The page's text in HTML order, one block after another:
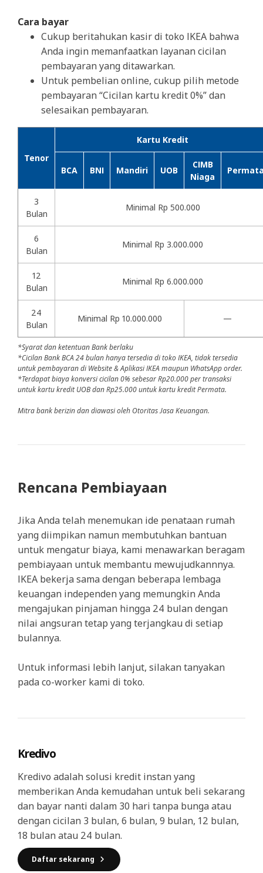
Cara bayar
Cukup beritahukan kasir di toko IKEA bahwa
Anda ingin memanfaatkan layanan cicilan
pembayaran yang ditawarkan.
Untuk pembelian online, cukup pilih metode
pembayaran “Cicilan kartu kredit 0%” dan
selesaikan pembayaran.
Tenor
Kartu Kredit
BCA BNI Mandiri UOB
CIMB
Niaga
3
Bulan
Minimal Rp 500.000
6
Bulan
Minimal Rp 3.000.000
12
Bulan
Minimal Rp 6.000.000
24
Bulan
Minimal Rp 10.000.000 —
*Syarat dan ketentuan Bank berlaku
*Cicilan Bank BCA 24 bulan hanya tersedia di toko IKEA, tidak tersedia
untuk pembayaran di Website & Aplikasi IKEA maupun WhatsApp order.
*Terdapat biaya konversi cicilan 0% sebesar Rp20.000 per transaksi
untuk kartu kredit UOB dan Rp25.000 untuk kartu kredit Permata.
Mitra bank berizin dan diawasi oleh Otoritas Jasa Keuangan.
Rencana Pembiayaan
Jika Anda telah menemukan ide penataan rumah
yang diimpikan namun membutuhkan bantuan
untuk mengatur biaya, kami menawarkan beragam
pembiayaan untuk membantu mewujudkannnya.
IKEA bekerja sama dengan beberapa lembaga
keuangan independen yang memungkin Anda
mengajukan pinjaman hingga 24 bulan dengan
nilai angsuran tetap yang terjangkau di setiap
bulannya.
Untuk informasi lebih lanjut, silakan tanyakan
pada co-worker kami di toko.
Kredivo
Kredivo adalah solusi kredit instan yang
memberikan Anda kemudahan untuk beli sekarang
dan bayar nanti dalam 30 hari tanpa bunga atau
dengan cicilan 3 bulan, 6 bulan, 9 bulan, 12 bulan,
18 bulan atau 24 bulan.
Daftar sekarang